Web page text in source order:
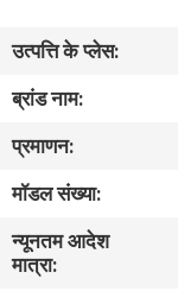
हमारे
बारे
कारखाना
उत्पत्ति के प्लेस:
ब्रांड नाम:
प्रमाणन:
मॉडल संख्या:
न्यूनतम आदेश
मात्रा: